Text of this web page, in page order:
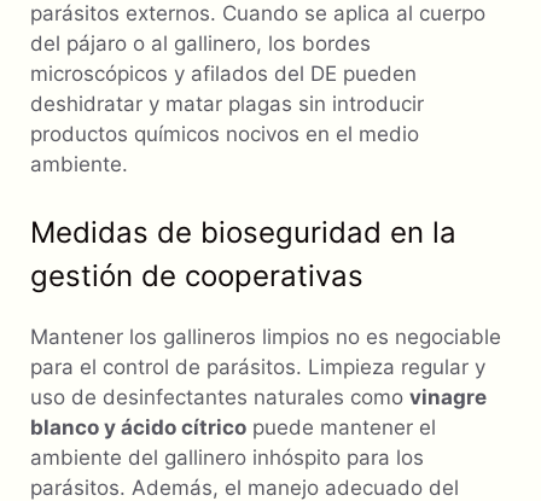
parásitos externos. Cuando se aplica al cuerpo
del pájaro o al gallinero, los bordes
microscópicos y afilados del DE pueden
deshidratar y matar plagas sin introducir
productos químicos nocivos en el medio
ambiente.
Medidas de bioseguridad en la
gestión de cooperativas
Mantener los gallineros limpios no es negociable
para el control de parásitos. Limpieza regular y
uso de desinfectantes naturales como vinagre
blanco y ácido cítrico puede mantener el
ambiente del gallinero inhóspito para los
parásitos. Además, el manejo adecuado del